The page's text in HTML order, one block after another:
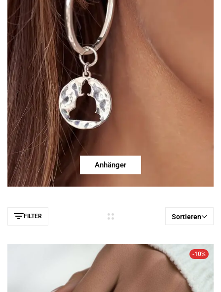
Anhänger
FILTER Sortieren
-10%